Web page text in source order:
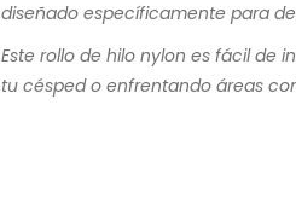
diseñado específicamente para
Este rollo de hilo nylon es fácil de
tu césped o enfrentando áreas